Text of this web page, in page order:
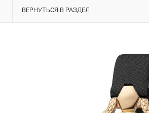
ВЕРНУТЬСЯ В РАЗДЕЛ